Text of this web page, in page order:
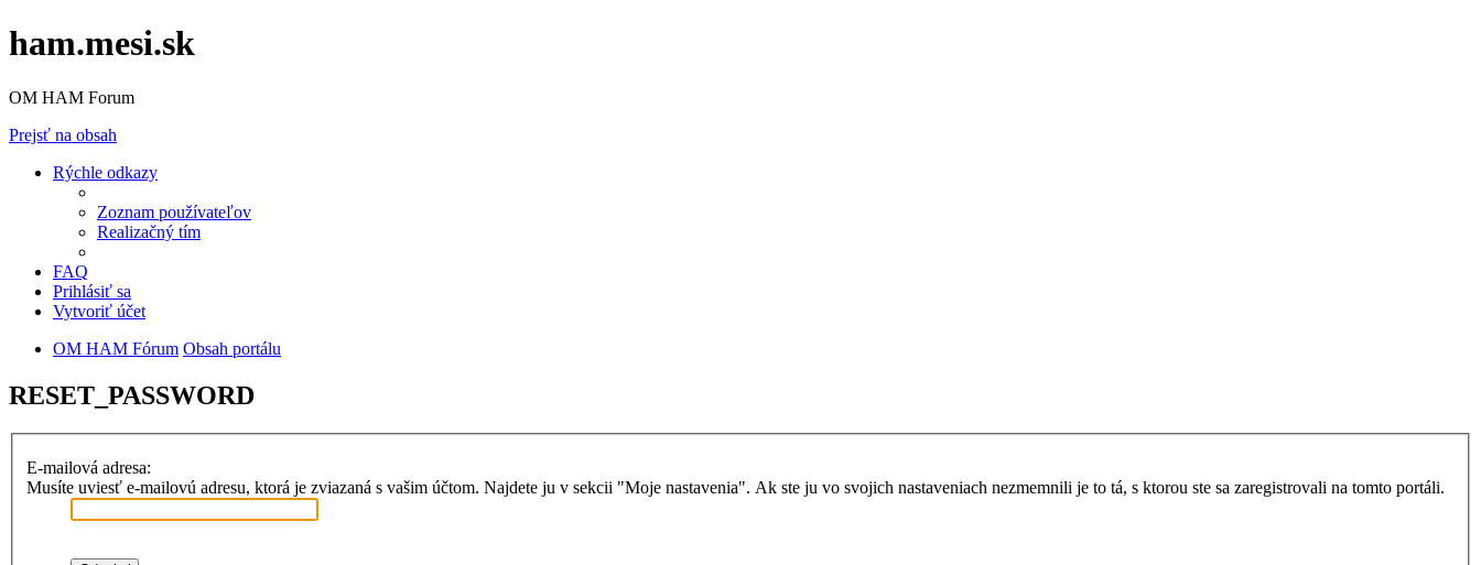
ham.mesi.sk
OM HAM Forum
Prejsť na obsah
Rýchle odkazy
Zoznam používateľov
Realizačný tím
FAQ
Prihlásiť sa
Vytvoriť účet
OM HAM Fórum Obsah portálu
RESET_PASSWORD
E-mailová adresa:
Musíte uviesť e-mailovú adresu, ktorá je zviazaná s vašim účtom. Najdete ju v sekcii "Moje nastavenia". Ak ste ju vo svojich nastaveniach nezmemnili je to tá, s ktorou ste sa zaregistrovali na tomto portáli.